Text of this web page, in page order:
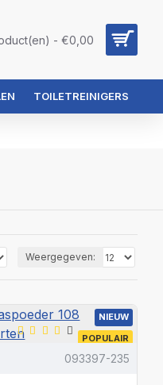
- €0,00
TOILETREINIGERS
Weergegeven:
NIEUW
POPULAIR
093397-235